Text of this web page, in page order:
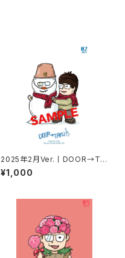
2025年2月Ver.丨DOOR→TA
KUポストカード
¥1,000